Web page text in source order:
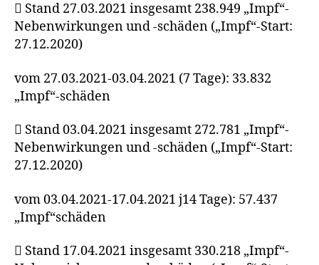
 Stand 27.03.2021 insgesamt 238.949 „Impf“-
Nebenwirkungen und -schäden („Impf“-Start:
27.12.2020)
vom 27.03.2021-03.04.2021 (7 Tage): 33.832
„Impf“-schäden
 Stand 03.04.2021 insgesamt 272.781 „Impf“-
Nebenwirkungen und -schäden („Impf“-Start:
27.12.2020)
vom 03.04.2021-17.04.2021 j14 Tage): 57.437
„Impf“schäden
 Stand 17.04.2021 insgesamt 330.218 „Impf“-